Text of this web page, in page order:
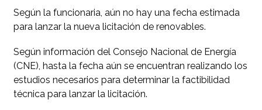
Según la funcionaria, aún no hay una fecha estimada
para lanzar la nueva licitación de renovables.
Según información del Consejo Nacional de Energía
(CNE), hasta la fecha aún se encuentran realizando los
estudios necesarios para determinar la factibilidad
técnica para lanzar la licitación.